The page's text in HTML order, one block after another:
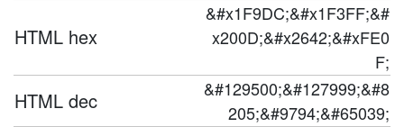
HTML hex
&#x1F9DC;&#x1F3FF;&#
x200D;&#x2642;&#xFE0
F;
HTML dec
&#129500;&#127999;&#8
205;&#9794;&#65039;